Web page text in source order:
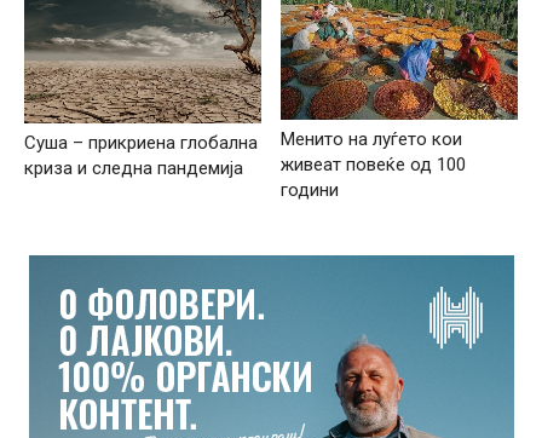
Суша – прикриена глобална
криза и следна пандемија
Менито на луѓето кои
живеат повеќе од 100
години